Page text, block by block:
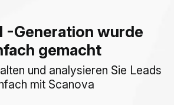
-Generation wurde
gemacht
und analysieren Sie Leads
mit Scanova